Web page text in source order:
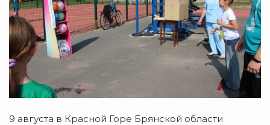
9 августа в Красной Горе Брянской области